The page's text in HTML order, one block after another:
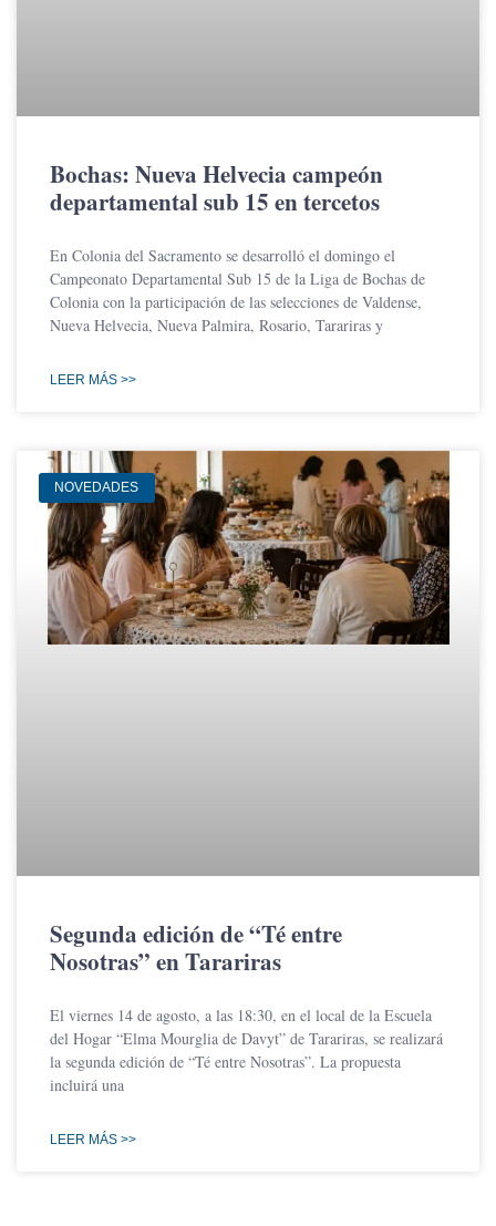
Bochas: Nueva Helvecia campeón
departamental sub 15 en tercetos
En Colonia del Sacramento se desarrolló el domingo el
Campeonato Departamental Sub 15 de la Liga de Bochas de
Colonia con la participación de las selecciones de Valdense,
Nueva Helvecia, Nueva Palmira, Rosario, Tarariras y
LEER MÁS >>
NOVEDADES
Segunda edición de “Té entre
Nosotras” en Tarariras
El viernes 14 de agosto, a las 18:30, en el local de la Escuela
del Hogar “Elma Mourglia de Davyt” de Tarariras, se realizará
la segunda edición de “Té entre Nosotras”. La propuesta
incluirá una
LEER MÁS >>